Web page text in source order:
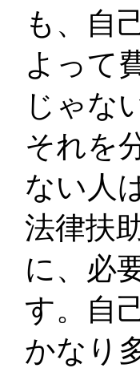
も、自
よって
じゃな
それを
ない人
法律扶
に、必
す。自
かなり